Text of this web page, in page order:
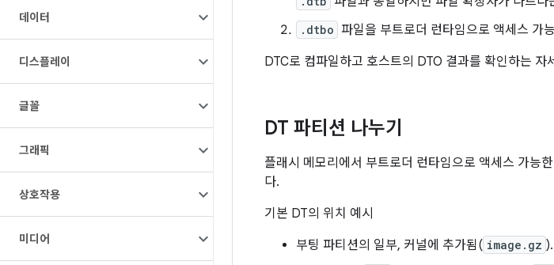
데이터
디스플레이
글꼴
그래픽
상호작용
미디어
.dtbo 파일을 부트로더 런타임으로 액세스 가
DTC로 컴파일하고 호스트의 DTO 결과를 확인하는 자
DT 파티션 나누기
플래시 메모리에서 부트로더 런타임으로 액세스 가능
다.
기본 DT의 위치 예시
부팅 파티션의 일부, 커널에 추가됨( image.gz ).